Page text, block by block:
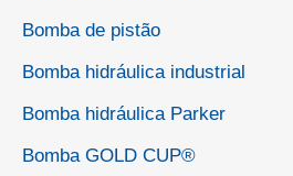
Bomba de pistão
Bomba hidráulica industrial
Bomba hidráulica Parker
Bomba GOLD CUP®